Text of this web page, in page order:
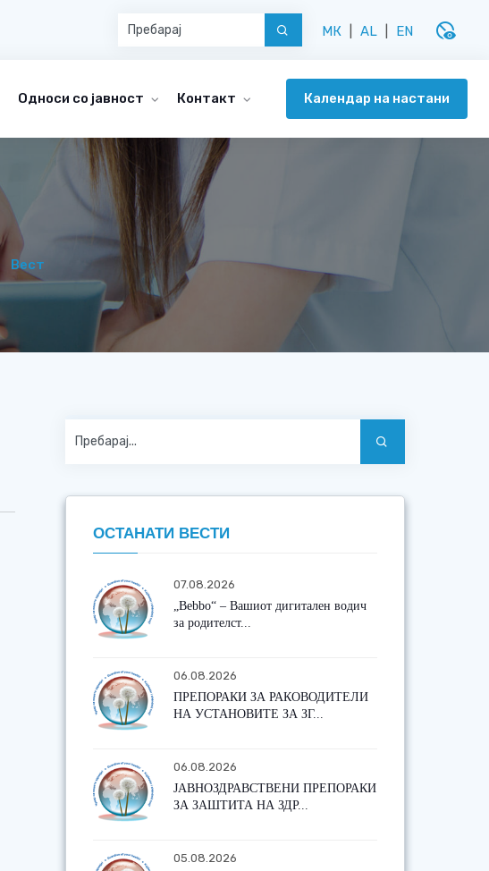
МК AL EN disabled_visible
Односи со јавност Контакт Календар на настани
Вест
ОСТАНАТИ ВЕСТИ
07.08.2026
„Bebbo“ – Вашиот дигитален водич
за родителст...
06.08.2026
ПРЕПОРАКИ ЗА РАКОВОДИТЕЛИ
НА УСТАНОВИТЕ ЗА ЗГ...
06.08.2026
ЈАВНОЗДРАВСТВЕНИ ПРЕПОРАКИ
ЗА ЗАШТИТА НА ЗДР...
05.08.2026